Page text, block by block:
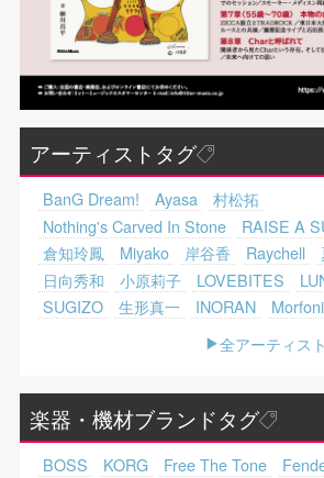
アーティストタグ
BanG Dream! Ayasa
村松拓
Nothing's Carved In Stone
RAISE A
倉知玲鳳
Miyako 岸谷香 Raychell
日向秀和
小原莉子 LOVEBITES
SUGIZO
生形真一 INORAN
全アーティス
楽器・機材ブランドタグ
BOSS KORG Free The Tone